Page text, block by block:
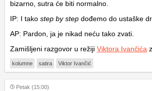
bizarno, sutra će biti normalno.
IP: I tako step by step dođemo do ustaške
AP: Pardon, ja je nikad neću tako zvati.
Zamišljeni razgovor u režiji Viktora Ivančića
kolumne satira Viktor Ivančić
Petak (15:00)